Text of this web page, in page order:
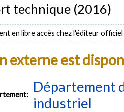
technique (2016)
en libre accès chez l'éditeur officiel
externe est
Département
industriel